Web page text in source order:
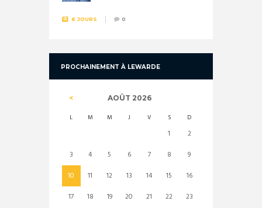
6 JOURS 0
PROCHAINEMENT À LEWARDE
AOÛT 2026
L M M J V S D
1
2
3
4 5 6 7 8
9
10
11 12 13 14 15
16
17
18 19 20 21 22 23